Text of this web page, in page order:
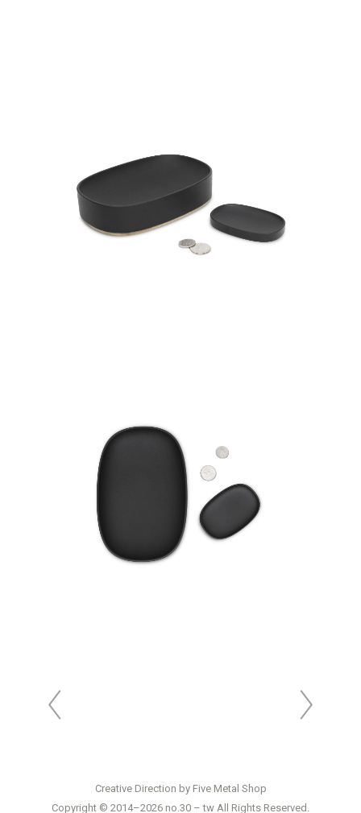
Creative Direction by Five Metal Shop
Copyright © 2014–2026 no.30 – tw All Rights Reserved.